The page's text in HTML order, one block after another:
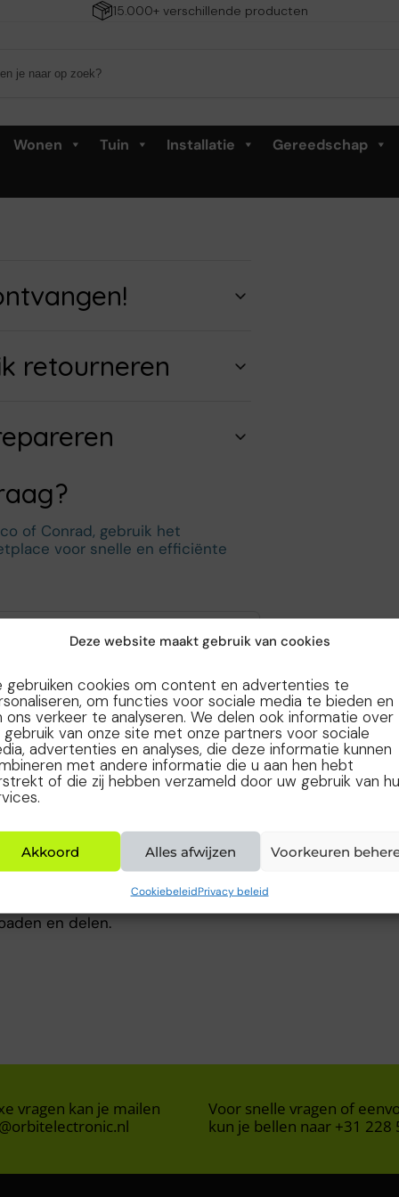
Deze website maakt gebruik van cookies
gebruiken cookies om content en advertenties te
om functies voor sociale media te bieden en
ons verkeer te analyseren. We delen ook informatie over
gebruik van onze site met onze partners voor sociale
advertenties en analyses, die deze informatie kunnen
met andere informatie die u aan hen hebt
of die zij hebben verzameld door uw gebruik van
Akkoord Alles afwijzen Voorkeuren
CookiebeleidPrivacy beleid
15.000+ verschillende producten
Wonen Tuin Installatie
Gereedschap
retourneren
of Conrad, gebruik het
voor snelle en efficiënte
en delen.
vragen kan je mailen
Voor snelle vragen of
kun je bellen naar +31 228